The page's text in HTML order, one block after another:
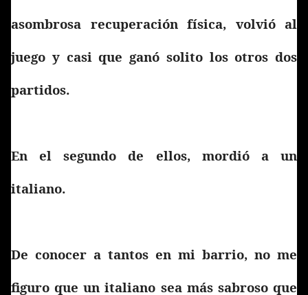
asombrosa recuperación física, volvió al
juego y casi que ganó solito los otros dos
partidos.
En el segundo de ellos, mordió a un
italiano.
De conocer a tantos en mi barrio, no me
figuro que un italiano sea más sabroso que